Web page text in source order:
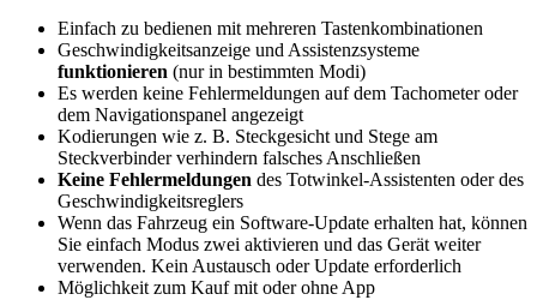
Einfach zu bedienen mit mehreren Tastenkombinationen
Geschwindigkeitsanzeige und Assistenzsysteme
funktionieren (nur in bestimmten Modi)
Es werden keine Fehlermeldungen auf dem Tachometer oder
dem Navigationspanel angezeigt
Kodierungen wie z. B. Steckgesicht und Stege am
Steckverbinder verhindern falsches Anschließen
Keine Fehlermeldungen des Totwinkel-Assistenten oder des
Geschwindigkeitsreglers
Wenn das Fahrzeug ein Software-Update erhalten hat, können
Sie einfach Modus zwei aktivieren und das Gerät weiter
verwenden. Kein Austausch oder Update erforderlich
Möglichkeit zum Kauf mit oder ohne App